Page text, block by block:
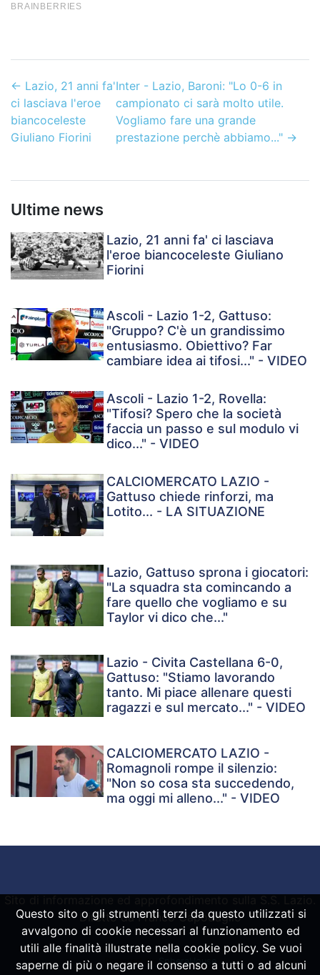
← Lazio, 21 anni fa'
ci lasciava l'eroe
biancoceleste
Giuliano Fiorini
Inter - Lazio, Baroni: "Lo 0-6 in
campionato ci sarà molto utile.
Vogliamo fare una grande
prestazione perchè abbiamo..."→
Ultime news
Lazio, 21 anni fa' ci lasciava
l'eroe biancoceleste Giuliano
Fiorini
Ascoli - Lazio 1-2, Gattuso:
"Gruppo? C'è un grandissimo
entusiasmo. Obiettivo? Far
cambiare idea ai tifosi..." - VIDEO
Ascoli - Lazio 1-2, Rovella:
"Tifosi? Spero che la società
faccia un passo e sul modulo vi
dico..." - VIDEO
CALCIOMERCATO LAZIO -
Gattuso chiede rinforzi, ma
Lotito... - LA SITUAZIONE
Lazio, Gattuso sprona i giocatori:
"La squadra sta comincando a
fare quello che vogliamo e su
Taylor vi dico che..."
Lazio - Civita Castellana 6-0,
Gattuso: "Stiamo lavorando
tanto. Mi piace allenare questi
ragazzi e sul mercato..." - VIDEO
CALCIOMERCATO LAZIO -
Romagnoli rompe il silenzio:
"Non so cosa sta succedendo,
ma oggi mi alleno..." - VIDEO
Diretto da Franco Capodaglio
Powered bySpheraHouse
Questo sito o gli strumenti terzi da questo utilizzati si
avvalgono di cookie necessari al funzionamento ed
utili alle finalità illustrate nella cookie policy. Se vuoi
saperne di più o negare il consenso a tutti o ad alcuni